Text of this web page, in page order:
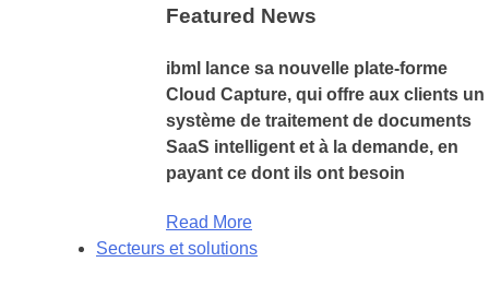
Featured News
ibml lance sa nouvelle plate-forme
Cloud Capture, qui offre aux clients un
système de traitement de documents
SaaS intelligent et à la demande, en
payant ce dont ils ont besoin
Read More
Secteurs et solutions